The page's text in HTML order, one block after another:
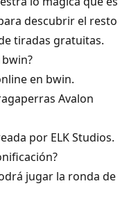
descubrir el resto
tiradas gratuitas.
en bwin.
Avalon
por ELK Studios.
jugar la ronda de